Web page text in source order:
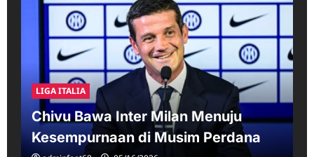
LIGA ITALIA
Chivu Bawa Inter Milan Menuju
Kesempurnaan di Musim Perdana